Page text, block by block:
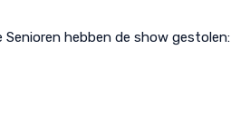
hebben de show gestolen: